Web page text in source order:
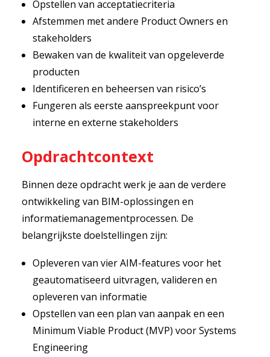
Opstellen van acceptatiecriteria
Afstemmen met andere Product Owners en
stakeholders
Bewaken van de kwaliteit van opgeleverde
producten
Identificeren en beheersen van risico’s
Fungeren als eerste aanspreekpunt voor
interne en externe stakeholders
Opdrachtcontext
Binnen deze opdracht werk je aan de verdere
ontwikkeling van BIM-oplossingen en
informatiemanagementprocessen. De
belangrijkste doelstellingen zijn:
Opleveren van vier AIM-features voor het
geautomatiseerd uitvragen, valideren en
opleveren van informatie
Opstellen van een plan van aanpak en een
Minimum Viable Product (MVP) voor Systems
Engineering